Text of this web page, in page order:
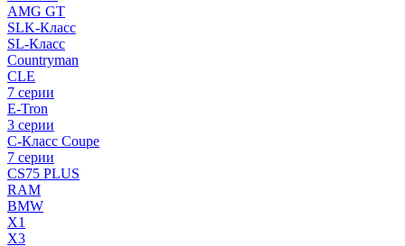
AMG GT
SLK-Класс
SL-Класс
Countryman
CLE
7 серии
E-Tron
3 серии
C-Класс Coupe
7 серии
CS75 PLUS
RAM
BMW
X1
X3